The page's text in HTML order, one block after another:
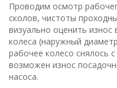
Проводим осмотр
сколов, чистоты
визуально оценить
колеса (наружный
рабочее колесо снялось
возможен износ
насоса.